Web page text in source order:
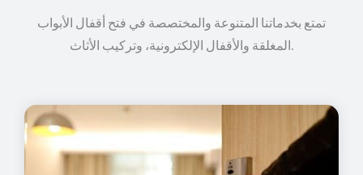
تمتع بخدماتنا المتنوعة والمختصصة في فتح أقفال الأبواب